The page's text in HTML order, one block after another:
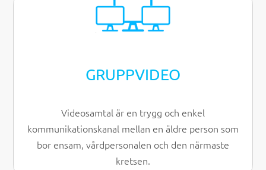
GRUPPVIDEO
Videosamtal är en trygg och enkel
kommunikationskanal mellan en äldre person som
bor ensam, vårdpersonalen och den närmaste
kretsen.